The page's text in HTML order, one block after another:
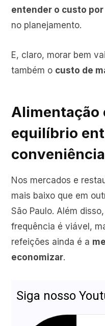
entender o custo
no planejamento.
E, claro, morar bem
também o custo de
Alimentação
equilíbrio
conveniência
Nos mercados e
mais baixo que em
São Paulo. Além disso,
frequência é viável,
refeições ainda é a
economizar.